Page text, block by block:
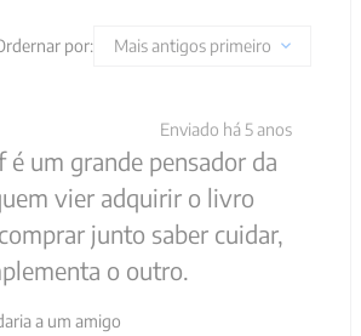
por: Mais antigos primeiro
Enviado há 5 anos
é um grande pensador da
vier adquirir o livro
junto saber cuidar,
o outro.
a um amigo